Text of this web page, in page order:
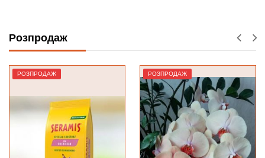
Розпродаж
РОЗПРОДАЖ РОЗПРОДАЖ